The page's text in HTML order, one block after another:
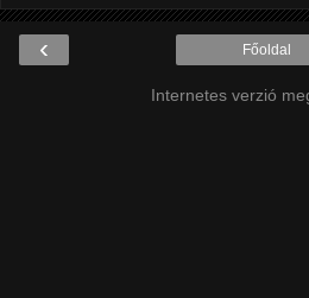
‹ Főoldal
Internetes verzió